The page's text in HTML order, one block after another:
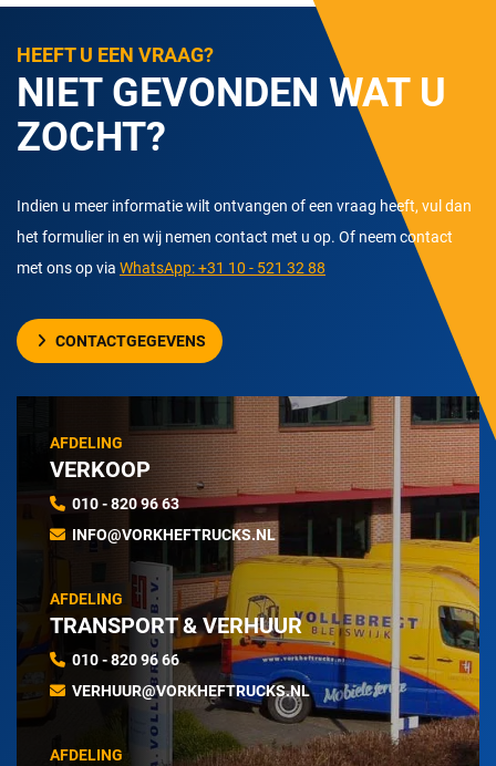
HEEFT U EEN VRAAG?
NIET GEVONDEN WAT U
ZOCHT?
Indien u meer informatie wilt ontvangen of een vraag heeft, vul dan
het formulier in en wij nemen contact met u op. Of neem contact
met ons op via WhatsApp: +31 10 - 521 32 88
CONTACTGEGEVENS
AFDELING
VERKOOP
010 - 820 96 63
INFO@VORKHEFTRUCKS.NL
AFDELING
TRANSPORT & VERHUUR
010 - 820 96 66
VERHUUR@VORKHEFTRUCKS.NL
AFDELING